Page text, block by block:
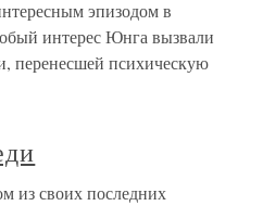
эпизодом в
интерес Юнга вызвали
перенесшей психическую
из своих последних